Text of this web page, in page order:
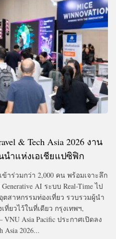
& Tech Asia 2026 งาน
นำแห่งเอเชียแปซิฟิก
าร่วมกว่า 2,000 คน พร้อมเจาะลึก
AI ระบบ Real-Time ไป
สาหกรรมท่องเที่ยว รวบรวมผู้นำ
ยวไว้ในที่เดียว กรุงเทพฯ,
Asia Pacific ประกาศเปิดลง
Asia 2026...